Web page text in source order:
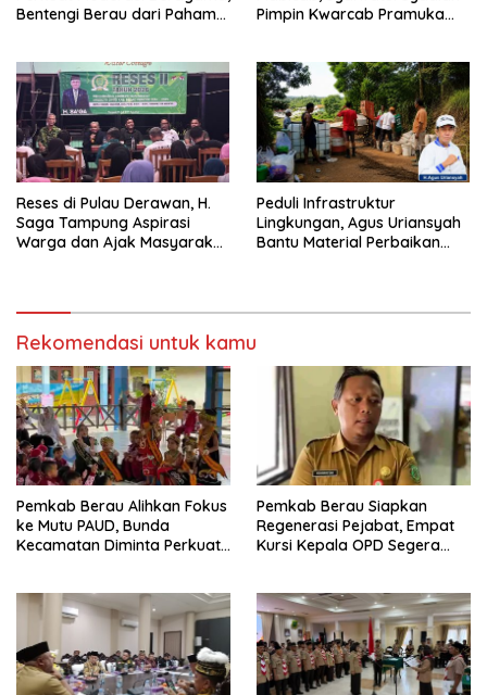
Bentengi Berau dari Paham
Pimpin Kwarcab Pramuka
Reses di Pulau Derawan, H.
Saga Tampung Aspirasi
Warga dan Ajak Masyarakat
Peduli Infrastruktur
Lingkungan, Agus Uriansyah
Bantu Material Perbaikan
Rekomendasi untuk kamu
Pemkab Berau Alihkan Fokus
ke Mutu PAUD, Bunda
Kecamatan Diminta Perkuat
Pemkab Berau Siapkan
Regenerasi Pejabat, Empat
Kursi Kepala OPD Segera